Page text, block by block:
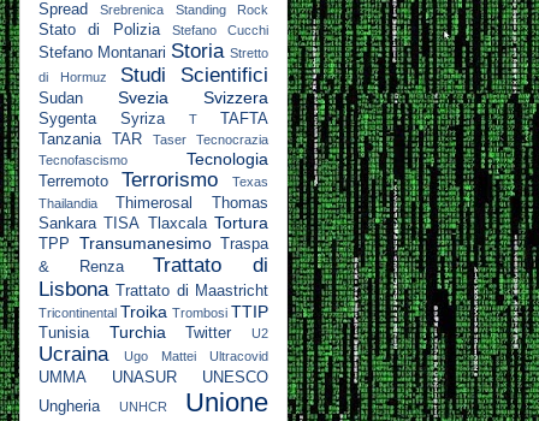
Spread
Srebrenica Standing Rock
Stato di Polizia Stefano Cucchi
Stefano Montanari Storia Stretto
di Hormuz
Studi Scientifici
Sudan Svezia Svizzera
Sygenta Syriza T
TAFTA
Tanzania
TAR Taser
Tecnocrazia
Tecnofascismo
Tecnologia
Terremoto Terrorismo
Texas
Thailandia
Thimerosal
Thomas
Sankara
TISA Tlaxcala Tortura
TPP Transumanesimo
Traspa
& Renza
Trattato di
Lisbona
Trattato di Maastricht
Tricontinental Troika Trombosi TTIP
Tunisia Turchia Twitter U2
Ucraina Ugo Mattei Ultracovid
UMMA UNASUR
UNESCO
Ungheria
UNHCR
Unione